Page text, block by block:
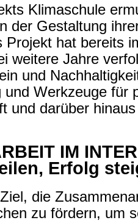
Klimaschule
der Gestaltung
Projekt hat bereits
weitere Jahre
und
Werkzeuge für
und darüber
IM
Erfolg
die
zu fördern, um